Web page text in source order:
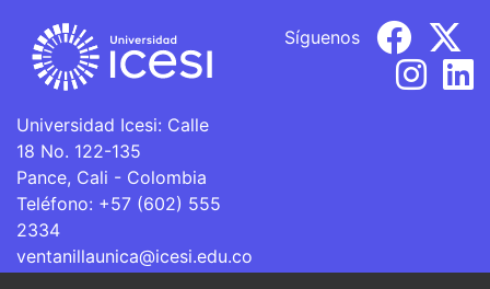
Universidad Icesi: Calle
18 No. 122-135
Pance, Cali - Colombia
Teléfono: +57 (602) 555
2334
ventanillaunica@icesi.edu.co
Síguenos